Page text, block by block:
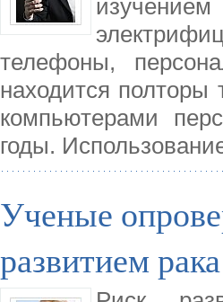
телефоны,
находится
компьютерами
годы.
Ученые
развитием